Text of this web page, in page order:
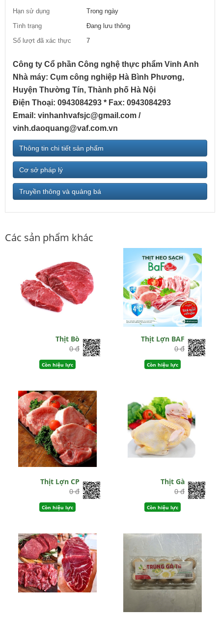
Hạn sử dụng
Trong ngày
Tình trạng
Đang lưu thông
Số lượt đã xác thực
7
Công ty Cổ phần Công nghệ thực phẩm Vinh Anh
Nhà máy: Cụm công nghiệp Hà Bình Phương,
Huyện Thường Tín, Thành phố Hà Nội
Điện Thoại: 0943084293 * Fax: 0943084293
Email: vinhanhvafsjc@gmail.com /
vinh.daoquang@vaf.com.vn
Thông tin chi tiết sản phẩm
Cơ sở pháp lý
Truyền thông và quảng bá
Các sản phẩm khác
Thịt Bò
0 đ
Còn hiệu lực
Thịt Lợn BAF
0 đ
Còn hiệu lực
Thịt Lợn CP
0 đ
Còn hiệu lực
Thịt Gà
0 đ
Còn hiệu lực